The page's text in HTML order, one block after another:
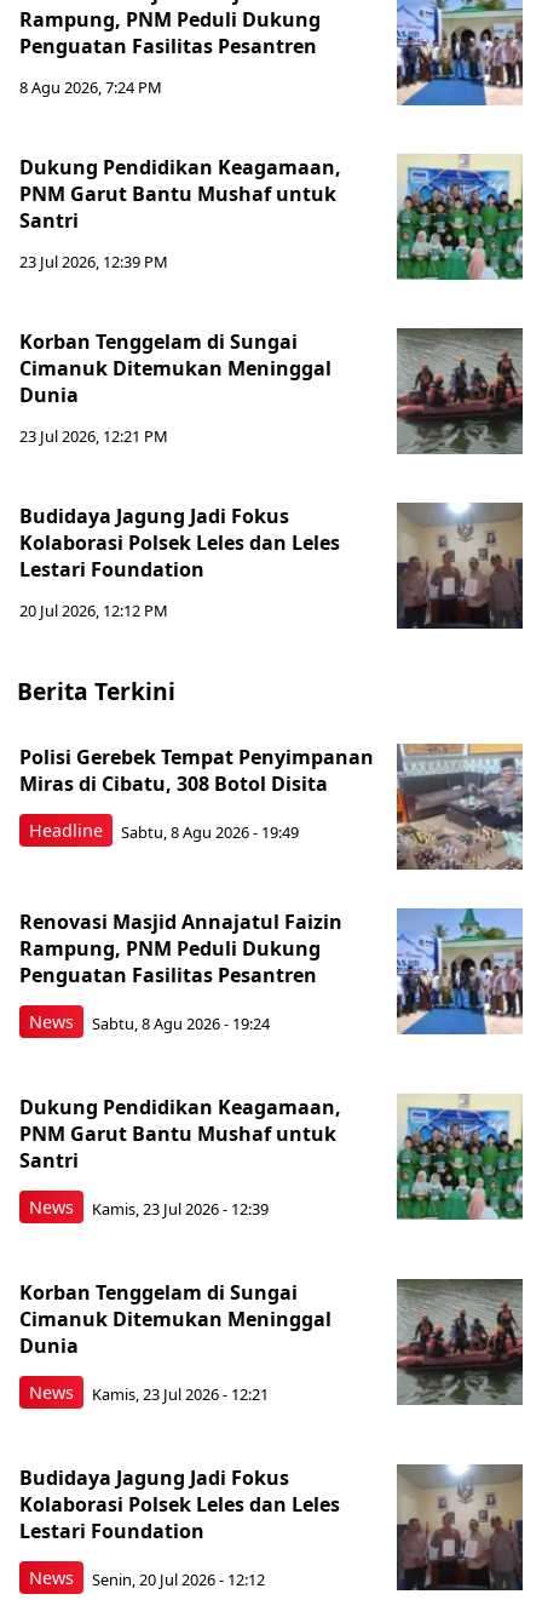
Rampung, PNM Peduli Dukung
Penguatan Fasilitas Pesantren
8 Agu 2026, 7:24 PM
Dukung Pendidikan Keagamaan,
PNM Garut Bantu Mushaf untuk
Santri
23 Jul 2026, 12:39 PM
Korban Tenggelam di Sungai
Cimanuk Ditemukan Meninggal
Dunia
23 Jul 2026, 12:21 PM
Budidaya Jagung Jadi Fokus
Kolaborasi Polsek Leles dan Leles
Lestari Foundation
20 Jul 2026, 12:12 PM
Berita Terkini
Headline
Polisi Gerebek Tempat Penyimpanan
Miras di Cibatu, 308 Botol Disita
Sabtu, 8 Agu 2026 - 19:49
News
Renovasi Masjid Annajatul Faizin
Rampung, PNM Peduli Dukung
Penguatan Fasilitas Pesantren
Sabtu, 8 Agu 2026 - 19:24
News
Dukung Pendidikan Keagamaan,
PNM Garut Bantu Mushaf untuk
Santri
Kamis, 23 Jul 2026 - 12:39
News
Korban Tenggelam di Sungai
Cimanuk Ditemukan Meninggal
Dunia
Kamis, 23 Jul 2026 - 12:21
News
Budidaya Jagung Jadi Fokus
Kolaborasi Polsek Leles dan Leles
Lestari Foundation
Senin, 20 Jul 2026 - 12:12